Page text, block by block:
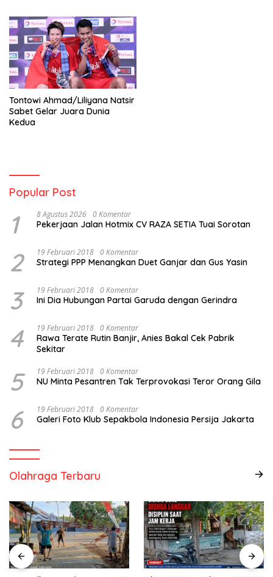
Tontowi Ahmad/Liliyana Natsir
Sabet Gelar Juara Dunia
Kedua
Popular Post
1 8 Agustus 2026 0 Komentar
Pekerjaan Jalan Hotmix CV RAZA SETIA Tuai Sorotan
2 19 Februari 2018 0 Komentar
Strategi PPP Menangkan Duet Ganjar dan Gus Yasin
3 19 Februari 2018 0 Komentar
Ini Dia Hubungan Partai Garuda dengan Gerindra
4 19 Februari 2018 0 Komentar
Rawa Terate Rutin Banjir, Anies Bakal Cek Pabrik
Sekitar
5 19 Februari 2018 0 Komentar
NU Minta Pesantren Tak Terprovokasi Teror Orang Gila
6 19 Februari 2018 0 Komentar
Galeri Foto Klub Sepakbola Indonesia Persija Jakarta
Olahraga Terbaru